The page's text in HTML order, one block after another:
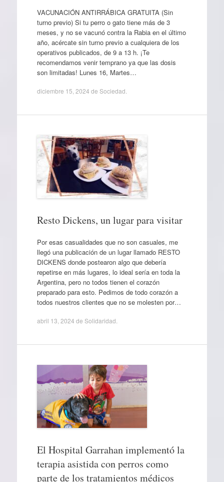
VACUNACIÓN ANTIRRÁBICA GRATUITA (Sin
turno previo) Si tu perro o gato tiene más de 3
meses, y no se vacunó contra la Rabia en el último
año, acércate sin turno previo a cualquiera de los
operativos publicados, de 9 a 13 h. ¡Te
recomendamos venir temprano ya que las dosis
son limitadas! Lunes 16, Martes…
diciembre 15, 2024 de Sociedad
Resto Dickens, un lugar para visitar
Por esas casualidades que no son casuales, me
llegó una publicación de un lugar llamado RESTO
DICKENS donde postearon algo que debería
repetirse en más lugares, lo ideal sería en toda la
Argentina, pero no todos tienen el corazón
preparado para esto. Pedimos de todo corazón a
todos nuestros clientes que no se molesten por…
abril 13, 2024 de Solidaridad
El Hospital Garrahan implementó la
terapia asistida con perros como
parte de los tratamientos médicos